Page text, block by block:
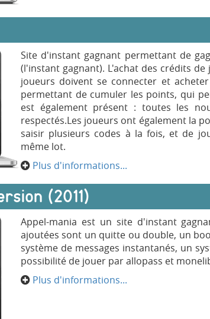
Site d'instant gagnant permettant de
(l'instant gagnant). L'achat des crédits
joueurs doivent se connecter et
permettant de cumuler les points, qui
est également présent : toutes les
respectés.Les joueurs ont également la
saisir plusieurs codes à la fois, et de
même lot.
Plus d'informations...
(2011)
Appel-mania est un site d'instant
ajoutées sont un quitte ou double, un
système de messages instantanés, un
possibilité de jouer par allopass et
Plus d'informations...